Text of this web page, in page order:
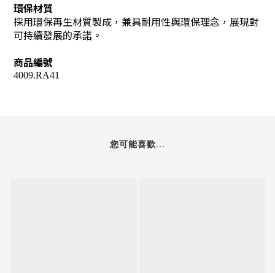
環保材質
採用環保再生材質製成，兼具耐用性與環保理念，展現對
可持續發展的承諾。
商品編號
4009.RA41
您可能喜歡...